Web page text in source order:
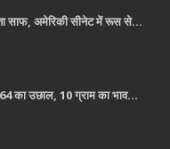
साफ, अमेरिकी सीनेट में रूस से…
का उछाल, 10 ग्राम का भाव…